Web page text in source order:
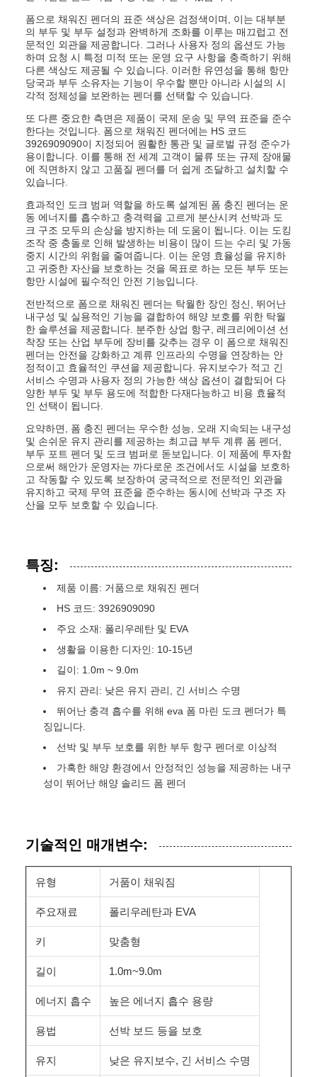
폼으로 채워진 펜더의 표준 색상은 검정색이며, 이는 대부분
의 부두 및 부두 설정과 완벽하게 조화를 이루는 매끄럽고 전
문적인 외관을 제공합니다. 그러나 사용자 정의 옵션도 가능
하며 요청 시 특정 미적 또는 운영 요구 사항을 충족하기 위해
다른 색상도 제공될 수 있습니다. 이러한 유연성을 통해 항만
당국과 부두 소유자는 기능이 우수할 뿐만 아니라 시설의 시
각적 정체성을 보완하는 펜더를 선택할 수 있습니다.
또 다른 중요한 측면은 제품이 국제 운송 및 무역 표준을 준수
한다는 것입니다. 폼으로 채워진 펜더에는 HS 코드
3926909090이 지정되어 원활한 통관 및 글로벌 규정 준수가
용이합니다. 이를 통해 전 세계 고객이 물류 또는 규제 장애물
에 직면하지 않고 고품질 펜더를 더 쉽게 조달하고 설치할 수
있습니다.
효과적인 도크 범퍼 역할을 하도록 설계된 폼 충진 펜더는 운
동 에너지를 흡수하고 충격력을 고르게 분산시켜 선박과 도
크 구조 모두의 손상을 방지하는 데 도움이 됩니다. 이는 도킹
조작 중 충돌로 인해 발생하는 비용이 많이 드는 수리 및 가동
중지 시간의 위험을 줄여줍니다. 이는 운영 효율성을 유지하
고 귀중한 자산을 보호하는 것을 목표로 하는 모든 부두 또는
항만 시설에 필수적인 안전 기능입니다.
전반적으로 폼으로 채워진 펜더는 탁월한 장인 정신, 뛰어난
내구성 및 실용적인 기능을 결합하여 해양 보호를 위한 탁월
한 솔루션을 제공합니다. 분주한 상업 항구, 레크리에이션 선
착장 또는 산업 부두에 장비를 갖추는 경우 이 폼으로 채워진
펜더는 안전을 강화하고 계류 인프라의 수명을 연장하는 안
정적이고 효율적인 쿠션을 제공합니다. 유지보수가 적고 긴
서비스 수명과 사용자 정의 가능한 색상 옵션이 결합되어 다
양한 부두 및 부두 용도에 적합한 다재다능하고 비용 효율적
인 선택이 됩니다.
요약하면, 폼 충진 펜더는 우수한 성능, 오래 지속되는 내구성
및 손쉬운 유지 관리를 제공하는 최고급 부두 계류 폼 펜더,
부두 포트 펜더 및 도크 범퍼로 돋보입니다. 이 제품에 투자함
으로써 해안가 운영자는 까다로운 조건에서도 시설을 보호하
고 작동할 수 있도록 보장하여 궁극적으로 전문적인 외관을
유지하고 국제 무역 표준을 준수하는 동시에 선박과 구조 자
산을 모두 보호할 수 있습니다.
특징:
제품 이름: 거품으로 채워진 펜더
HS 코드: 3926909090
주요 소재: 폴리우레탄 및 EVA
생활을 이용한 디자인: 10-15년
길이: 1.0m ~ 9.0m
유지 관리: 낮은 유지 관리, 긴 서비스 수명
뛰어난 충격 흡수를 위해 eva 폼 마린 도크 펜더가 특
징입니다.
선박 및 부두 보호를 위한 부두 항구 펜더로 이상적
가혹한 해양 환경에서 안정적인 성능을 제공하는 내구
성이 뛰어난 해양 솔리드 폼 펜더
기술적인 매개변수:
유형 거품이 채워짐
주요재료 폴리우레탄과 EVA
키 맞춤형
길이 1.0m~9.0m
에너지 흡수 높은 에너지 흡수 용량
용법 선박 보드 등을 보호
유지 낮은 유지보수, 긴 서비스 수명